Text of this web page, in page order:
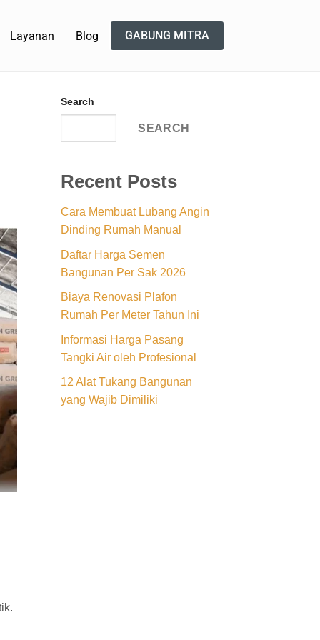
Layanan Blog GABUNG MITRA
Search
SEARCH
Recent Posts
Cara Membuat Lubang Angin
Dinding Rumah Manual
Daftar Harga Semen
Bangunan Per Sak 2026
Biaya Renovasi Plafon
Rumah Per Meter Tahun Ini
Informasi Harga Pasang
Tangki Air oleh Profesional
12 Alat Tukang Bangunan
yang Wajib Dimiliki